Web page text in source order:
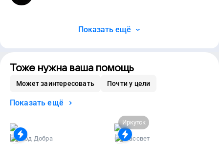
Показать ещё
Тоже нужна ваша помощь
Может заинтересовать Почти у цели
Показать ещё
Код Добра
Иркутск
Рассвет